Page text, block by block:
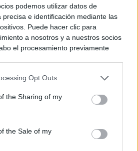
podemos utilizar datos de
precisa e identificación mediante las
Puede hacer clic para
a nosotros y a nuestros socios
el procesamiento previamente
Tenga en cuenta que algún
usted tiene el derecho de
Sus preferencias se aplicarán
de nuevo en este sitio web o
de privacidad.
Opt Outs
the Sharing of my
the Sale of my